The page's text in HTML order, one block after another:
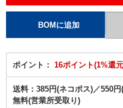
ポイント： 16ポイント(1%還
送料： 385円(ネコポス)／550円
無料(営業所受取り)